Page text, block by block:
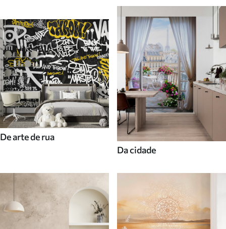
De arte de rua
Da cidade